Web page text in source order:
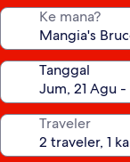
Ke mana?
Tanggal
Traveler